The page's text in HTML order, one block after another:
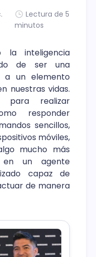
Lectura de 5
minutos
la inteligencia
de ser una
a un elemento
nuestras vidas.
para realizar
responder
sencillos,
móviles,
mucho más
en un agente
capaz de
de manera